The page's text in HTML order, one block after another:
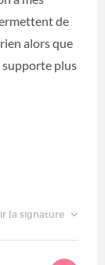
de
alors que
supporte plus
la signature